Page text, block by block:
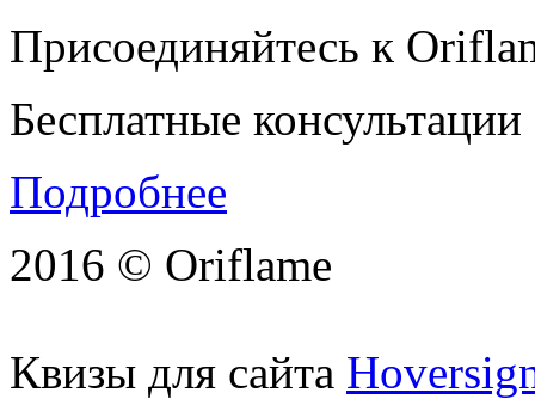
Присоединяйтесь к
Бесплатные консультации
Подробнее
2016 © Oriflame
Квизы для сайта